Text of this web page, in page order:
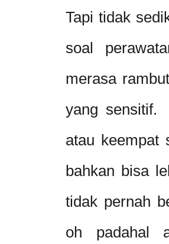
Tapi tidak
soal
merasa
yang sensitif.
atau keempat
bahkan bisa
tidak pernah
oh padahal